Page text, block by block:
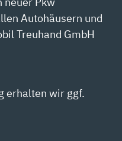
Autohäusern und
Treuhand GmbH
erhalten wir ggf.